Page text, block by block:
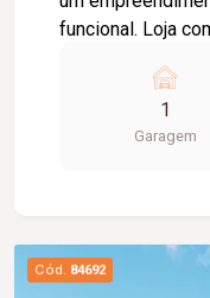
funcional. Loja
espaço prático,
receber clientes. O empreendimento oferece uma
completa
comodidade e
dia a dia. Conta
1
Garagem
Cód. 84692